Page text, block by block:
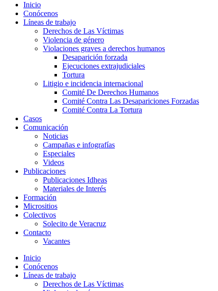
Inicio
Conócenos
Líneas de trabajo
Derechos de Las Víctimas
Violencia de género
Violaciones graves a derechos humanos
Desaparición forzada​
Ejecuciones extrajudiciales
Tortura
Litigio e incidencia internacional
Comité De Derechos Humanos​
Comité Contra Las Desapariciones Forzadas
Comité Contra La Tortura​
Casos
Comunicación
Noticias
Campañas e infografías
Especiales
Videos
Publicaciones
Publicaciones Idheas
Materiales de Interés
Formación
Micrositios
Colectivos
Solecito de Veracruz
Contacto
Vacantes
Inicio
Conócenos
Líneas de trabajo
Derechos de Las Víctimas